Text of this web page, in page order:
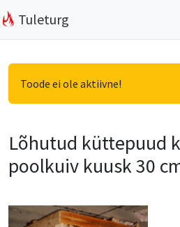
Tuleturg
Toode ei ole aktiivne!
Lõhutud küttepuud
poolkuiv kuusk 30